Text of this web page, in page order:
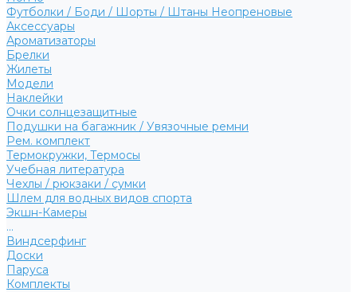
Футболки / Боди / Шорты / Штаны Неопреновые
Аксессуары
Ароматизаторы
Брелки
Жилеты
Модели
Наклейки
Очки солнцезащитные
Подушки на багажник / Увязочные ремни
Рем. комплект
Термокружки, Термосы
Учебная литература
Чехлы / рюкзаки / сумки
Шлем для водных видов спорта
Экшн-Камеры
...
Виндсерфинг
Доски
Паруса
Комплекты